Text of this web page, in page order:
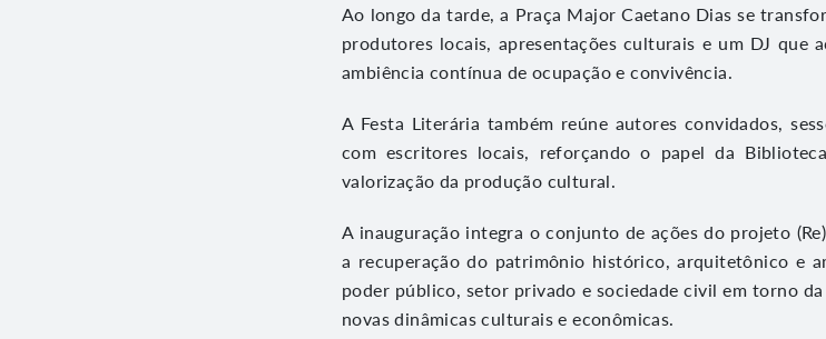
Ao longo da tarde, a Praça Major Caetano Dias se
produtores locais, apresentações culturais e um DJ que
ambiência contínua de ocupação e convivência.
A Festa Literária também reúne autores convidados,
com escritores locais, reforçando o papel da
valorização da produção cultural.
A inauguração integra o conjunto de ações do projeto
a recuperação do patrimônio histórico, arquitetônico e
poder público, setor privado e sociedade civil em torno
novas dinâmicas culturais e econômicas.